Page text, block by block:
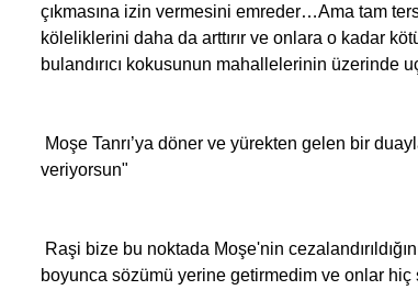
çıkmasına izin vermesini emreder…Ama tam
köleliklerini daha da arttırır ve onlara o kadar
bulandırıcı kokusunun mahallelerinin üzerinde
veriyorsun"
boyunca sözümü yerine getirmedim ve onlar